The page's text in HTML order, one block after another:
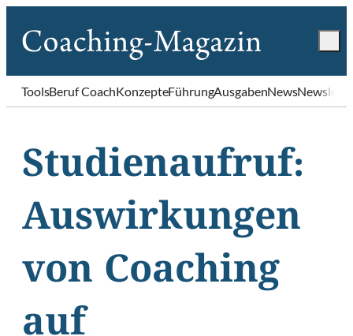
ToolsBeruf CoachKonzepteFührungAusgabenNews
Studienaufruf:
Auswirkungen
von Coaching